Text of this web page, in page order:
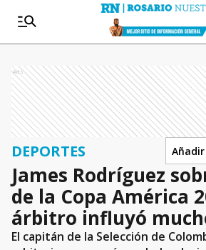
Ads
DEPORTES
James Rodríguez
de la Copa América
árbitro influyó
El capitán de la Selección de